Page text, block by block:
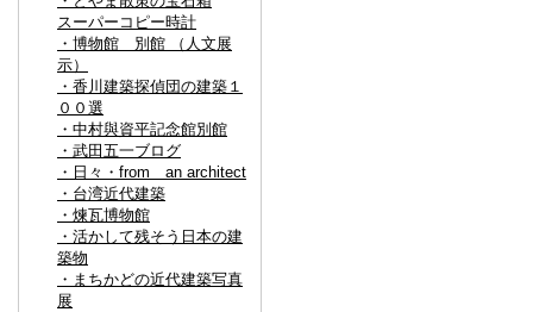
スーパーコピー時計
・博物館 別館 （人文展
示）
・香川建築探偵団の建築１
００選
・中村與資平記念館別館
・武田五一ブログ
・日々・from an architect
・台湾近代建築
・煉瓦博物館
・活かして残そう日本の建
築物
・まちかどの近代建築写真
展